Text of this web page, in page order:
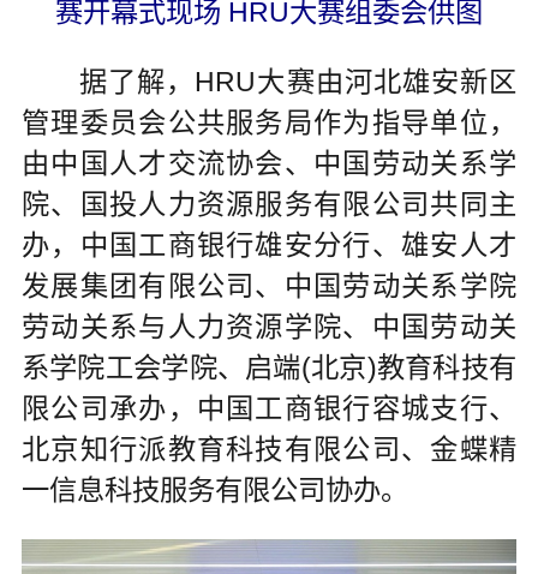
赛开幕式现场 HRU大赛组委会供图
据了解，HRU大赛由河北雄安新区
管理委员会公共服务局作为指导单位，
由中国人才交流协会、中国劳动关系学
院、国投人力资源服务有限公司共同主
办，中国工商银行雄安分行、雄安人才
发展集团有限公司、中国劳动关系学院
劳动关系与人力资源学院、中国劳动关
系学院工会学院、启端(北京)教育科技有
限公司承办，中国工商银行容城支行、
北京知行派教育科技有限公司、金蝶精
一信息科技服务有限公司协办。